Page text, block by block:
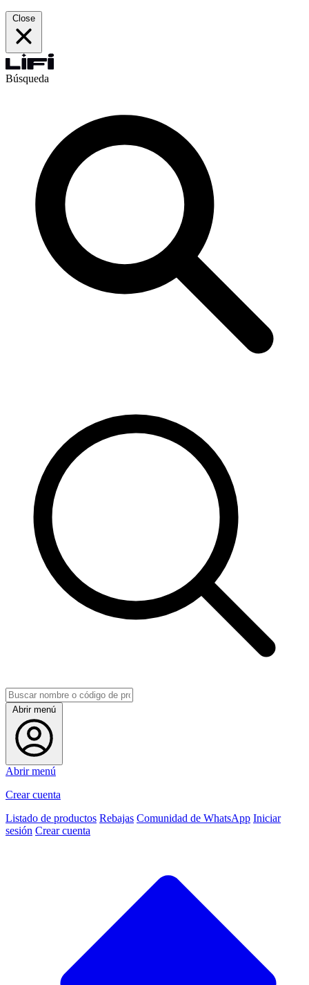
Close
Búsqueda
Abrir menú
Abrir menú
Crear cuenta
Listado de productos Rebajas Comunidad de WhatsApp Iniciar
sesión Crear cuenta